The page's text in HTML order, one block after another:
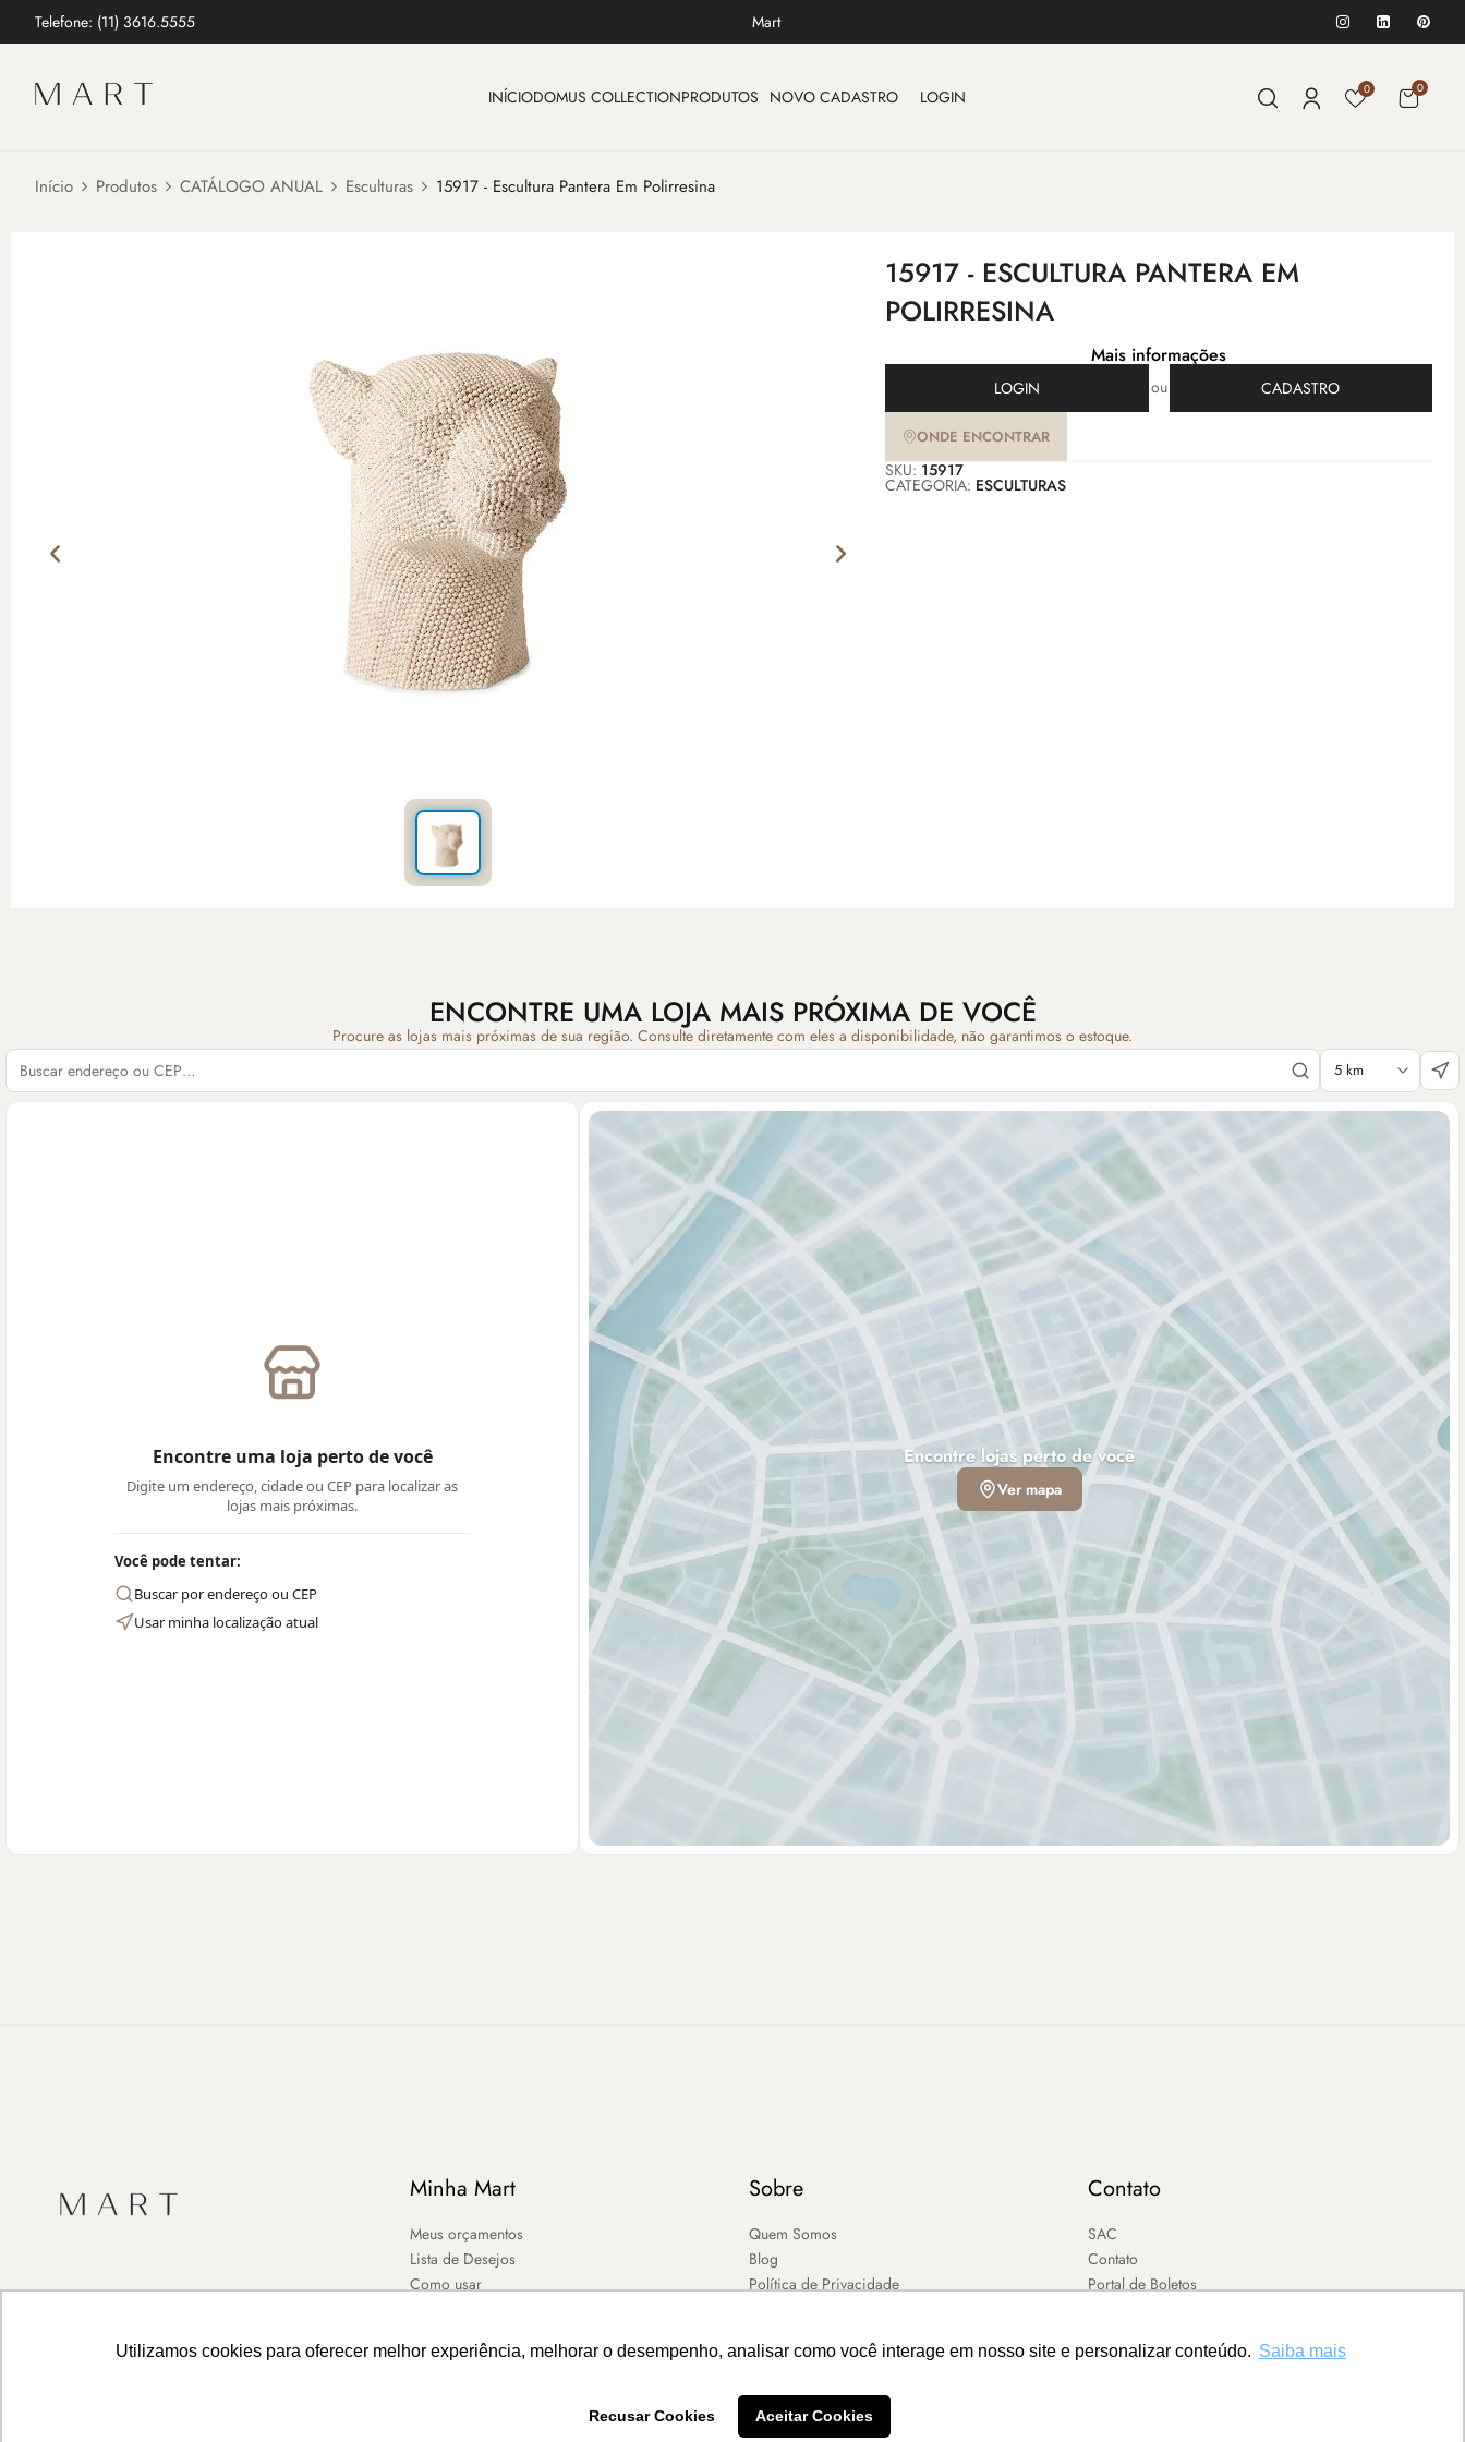
Utilizamos cookies para oferecer melhor experiência, melhorar o desempenho, analisar como você interage em nosso site e personalizar conteúdo. Saiba mais
Recusar Cookies Aceitar Cookies
Telefone: (11) 3616.5555 Mart
INÍCIODOMUS COLLECTIONPRODUTOS NOVO CADASTRO LOGIN 0 0
Início Produtos CATÁLOGO ANUAL Esculturas 15917 - Escultura Pantera Em Polirresina
15917 - ESCULTURA PANTERA EM
POLIRRESINA
Mais informações
LOGIN ou CADASTRO
ONDE ENCONTRAR
SKU: 15917
CATEGORIA: ESCULTURAS
ENCONTRE UMA LOJA MAIS PRÓXIMA DE VOCÊ
Procure as lojas mais próximas de sua região. Consulte diretamente com eles a disponibilidade, não garantimos o estoque.
Encontre uma loja perto de você
Digite um endereço, cidade ou CEP para localizar as
lojas mais próximas.
Você pode tentar:
Buscar por endereço ou CEP
Usar minha localização atual
Encontre lojas perto de você
Ver mapa
Minha Mart
Meus orçamentos
Lista de Desejos
Como usar
Sobre
Quem Somos
Blog
Política de Privacidade
Contato
SAC
Contato
Portal de Boletos
2026 – MART ®